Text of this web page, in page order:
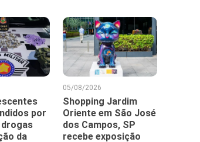
por
da
05/08/2026
Shopping Jardim
Oriente em São José
dos Campos, SP
recebe exposição